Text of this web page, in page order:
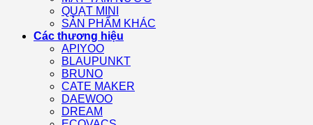
QUẠT MINI
SẢN PHẨM KHÁC
Các thương hiệu
APIYOO
BLAUPUNKT
BRUNO
CATE MAKER
DAEWOO
DREAM